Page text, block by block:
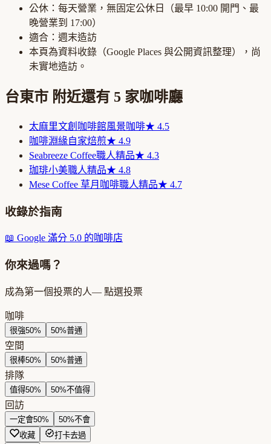
公休： 每天營業，無固定公休日 （最早 10:00 開門、最
晚營業到 17:00）
適合： 週末造訪
本頁為資料收錄（Google Places 與公開資訊整理），尚
未實地造訪。
台東市 附近還有 5 家咖啡廳
太麻里文創咖啡館風景咖啡★ 4.5
咖啡淵緣自家焙煎★ 4.9
Seabreeze Coffee職人精品★ 4.3
珈琲小美職人精品★ 4.8
Mese Coffee 草月咖啡職人精品★ 4.7
收錄於指南
📖 Google 滿分 5.0 的咖啡店
你來過嗎？
成為第一個投票的人— 點選投票
咖啡
很強50% 50%普通
空間
很棒50% 50%普通
排隊
值得50% 50%不值得
回訪
一定會50% 50%不會
收藏
打卡去過